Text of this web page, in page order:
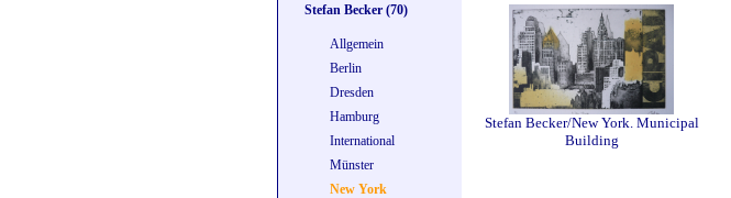
Stefan Becker (70)
Allgemein
Berlin
Dresden
Hamburg
International
Münster
New York
Stefan Becker/New York. Municipal
Building